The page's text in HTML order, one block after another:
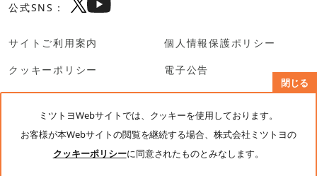
公式SNS：
サイトご利用案内
個人情報保護ポリシー
クッキーポリシー
電子公告
SNS利用規約
© Mitutoyo Corporation. All rights reserved.
ミツトヨWebサイトでは、クッキーを使用しております。
お客様が本Webサイトの閲覧を継続する場合、株式会社ミツトヨの
クッキーポリシーに同意されたものとみなします。
閉じる